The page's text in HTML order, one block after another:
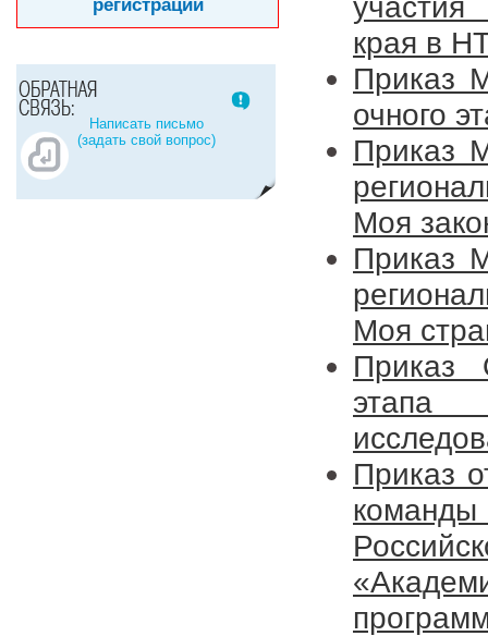
регистрации
Написать письмо
(задать свой вопрос)
края в
Приказ
очного
Приказ
Моя
Приказ
Моя
Приказ
этапа
Приказ